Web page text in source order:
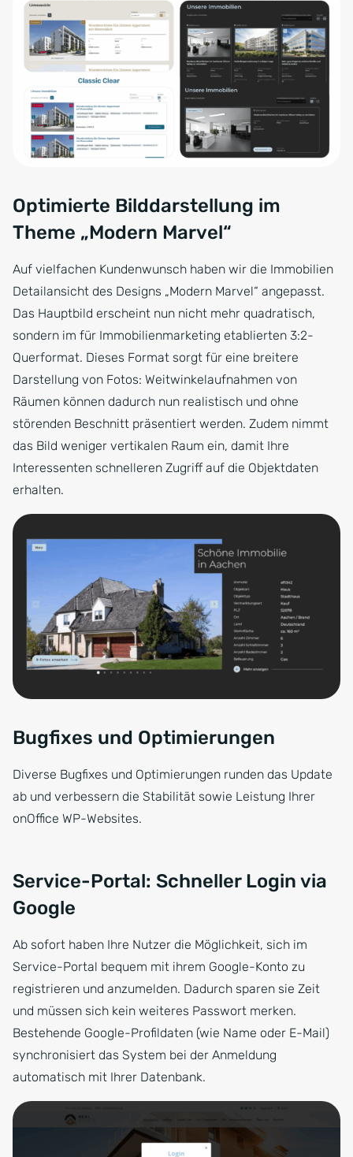
Optimierte Bilddarstellung im
Theme „Modern Marvel“
Auf vielfachen Kundenwunsch haben wir die Immobilien
Detailansicht des Designs „Modern Marvel“ angepasst.
Das Hauptbild erscheint nun nicht mehr quadratisch,
sondern im für Immobilienmarketing etablierten 3:2-
Querformat. Dieses Format sorgt für eine breitere
Darstellung von Fotos: Weitwinkelaufnahmen von
Räumen können dadurch nun realistisch und ohne
störenden Beschnitt präsentiert werden. Zudem nimmt
das Bild weniger vertikalen Raum ein, damit Ihre
Interessenten schnelleren Zugriff auf die Objektdaten
erhalten.
Bugfixes und Optimierungen
Diverse Bugfixes und Optimierungen runden das Update
ab und verbessern die Stabilität sowie Leistung Ihrer
onOffice WP-Websites.
Service-Portal: Schneller Login via
Google
Ab sofort haben Ihre Nutzer die Möglichkeit, sich im
Service-Portal bequem mit ihrem Google-Konto zu
registrieren und anzumelden. Dadurch sparen sie Zeit
und müssen sich kein weiteres Passwort merken.
Bestehende Google-Profildaten (wie Name oder E-Mail)
synchronisiert das System bei der Anmeldung
automatisch mit Ihrer Datenbank.